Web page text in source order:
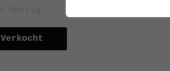
Verkocht